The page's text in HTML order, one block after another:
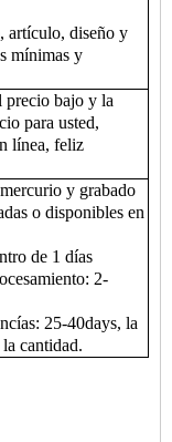
artículo, diseño y
mínimas y
precio bajo y la
para usted,
línea, feliz
y grabado
o disponibles en
de 1 días
2-
25-40days, la
cantidad.